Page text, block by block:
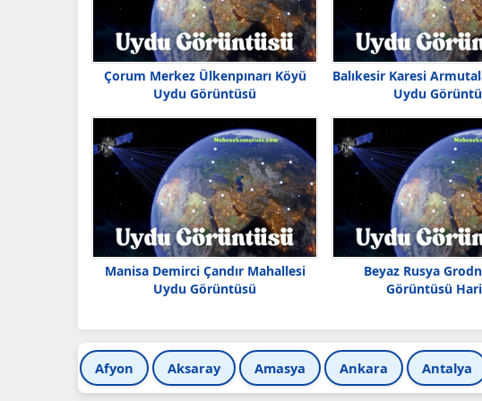
Çorum Merkez Ülkenpınarı Köyü
Uydu Görüntüsü
Balıkesir Karesi
Uydu
Manisa Demirci Çandır Mahallesi
Uydu Görüntüsü
Beyaz Rusya
Görüntüsü
Afyon Aksaray Amasya Ankara Antalya